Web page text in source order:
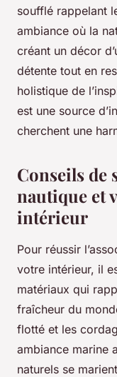
soufflé rappelant
ambiance où la
créant un décor
détente tout en
holistique de
est une source
cherchent une
Conseils de
nautique et
intérieur
Pour réussir
votre intérieur, il
matériaux qui
fraîcheur du
flotté et les
ambiance marine
naturels se